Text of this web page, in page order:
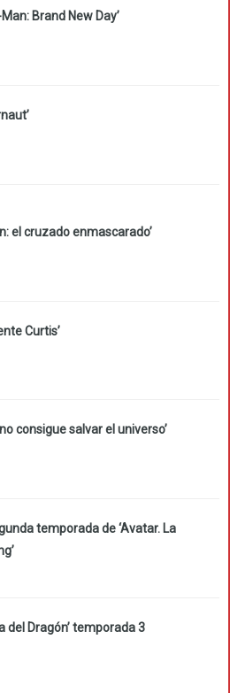
Brand New Day’
el cruzado enmascarado’
Curtis’
consigue salvar el universo’
temporada de ‘Avatar. La
del Dragón’ temporada 3